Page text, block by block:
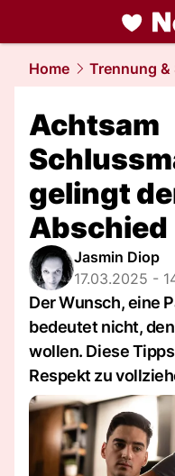
liebe.NAU.ch
Home Trennung &
Achtsam
gelingt
Abschied
Jasmin Diop
17.03.2025 -
Der Wunsch, eine
bedeutet nicht,
wollen. Diese
Respekt zu